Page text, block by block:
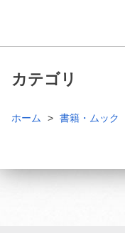
カテゴリ
ホーム 書籍・ムック